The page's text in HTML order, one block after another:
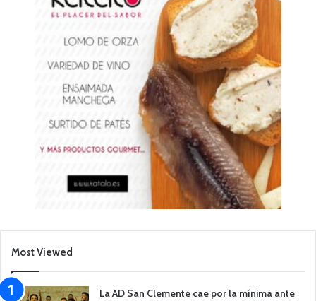
Most Viewed
La AD San Clemente cae por la mínima ante